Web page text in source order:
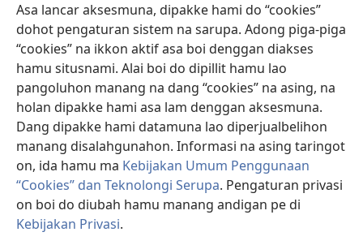
Asa lancar aksesmuna, dipakke hami do “cookies”
dohot pengaturan sistem na sarupa. Adong piga-piga
“cookies” na ikkon aktif asa boi denggan diakses
hamu situsnami. Alai boi do dipillit hamu lao
pangoluhon manang na dang “cookies” na asing, na
holan dipakke hami asa lam denggan aksesmuna.
Dang dipakke hami datamuna lao diperjualbelihon
manang disalahgunahon. Informasi na asing taringot
on, ida hamu ma Kebijakan Umum Penggunaan
“Cookies” dan Teknolongi Serupa. Pengaturan privasi
on boi do diubah hamu manang andigan pe di
Kebijakan Privasi.
(opens
new
PERPUSTAKAAN ONLINE Joujou Paboahon™
(opens
new
window)JW Hub
(opens
new
window)JW Library ®
Copyright© 2026 Watch Tower Bible and Tract Society of Pennsylvania.
ATURAN LAO MAMAKKE